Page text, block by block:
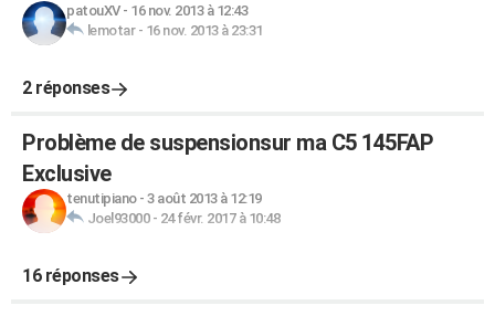
patouXV- 16 nov. 2013 à 12:43
lemotar- 16 nov. 2013 à 23:31
2 réponses
Problème de suspensionsur ma C5 145FAP
Exclusive
tenutipiano- 3 août 2013 à 12:19
Joel93000- 24 févr. 2017 à 10:48
16 réponses